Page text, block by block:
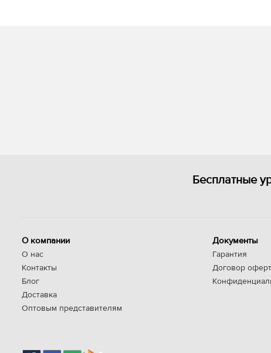
Бесплатные
О компании
О нас
Контакты
Блог
Доставка
Оптовым представителям
Документы
Гарантия
Договор